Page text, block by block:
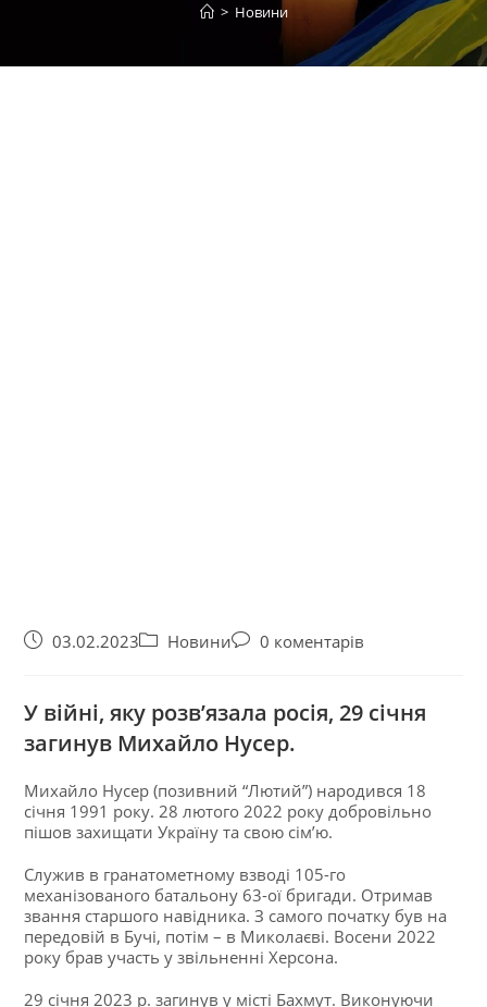
> Новини
03.02.2023 Новини 0 коментарів
У війні, яку розв’язала росія, 29 січня
загинув Михайло Нусер.
Михайло Нусер (позивний “Лютий”) народився 18
січня 1991 року. 28 лютого 2022 року добровільно
пішов захищати Україну та свою сім’ю.
Служив в гранатометному взводі 105-го
механізованого батальону 63-ої бригади. Отримав
звання старшого навідника. З самого початку був на
передовій в Бучі, потім – в Миколаєві. Восени 2022
року брав участь у звільненні Херсона.
29 січня 2023 р. загинув у місті Бахмут. Виконуючи